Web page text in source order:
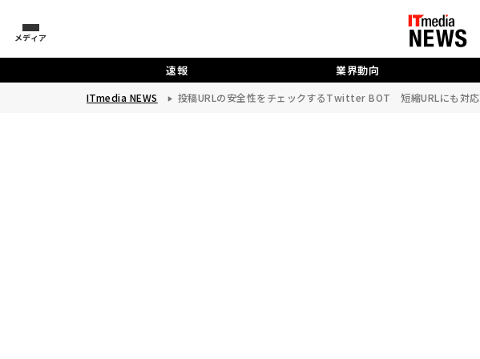
メディア
速報 業界動向
ITmedia NEWS 投稿URLの安全性をチェックするTwitter BOT 短縮URLにも対応